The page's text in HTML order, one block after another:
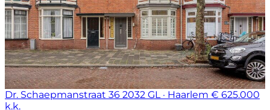
Dr. Schaepmanstraat 36 2032 GL · Haarlem € 625.000
k.k.